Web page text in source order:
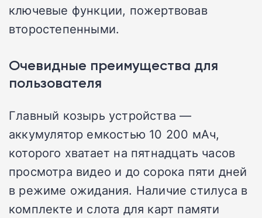
ключевые функции, пожертвовав
второстепенными.
Очевидные преимущества для
пользователя
Главный козырь устройства —
аккумулятор емкостью 10 200 мАч,
которого хватает на пятнадцать часов
просмотра видео и до сорока пяти дней
в режиме ожидания. Наличие стилуса в
комплекте и слота для карт памяти